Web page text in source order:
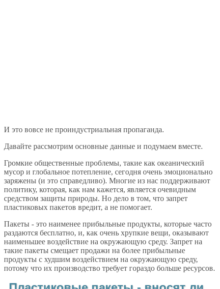
И это вовсе не проиндустриальная пропаганда.
Давайте рассмотрим основные данные и подумаем вместе.
Громкие общественные проблемы, такие как океанический
мусор и глобальное потепление, сегодня очень эмоционально
заряжены (и это справедливо). Многие из нас поддерживают
политику, которая, как нам кажется, является очевидным
средством защиты природы. Но дело в том, что запрет
пластиковых пакетов вредит, а не помогает.
Пакеты - это наименее прибыльные продукты, которые часто
раздаются бесплатно, и, как очень хрупкие вещи, оказывают
наименьшее воздействие на окружающую среду. Запрет на
такие пакеты смещает продажи на более прибыльные
продукты с худшим воздействием на окружающую среду,
потому что их производство требует гораздо больше ресурсов.